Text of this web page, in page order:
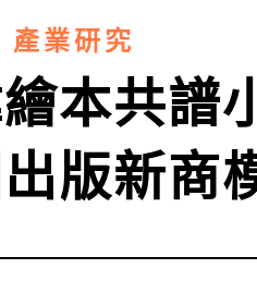
產業研究
本共譜
版新商